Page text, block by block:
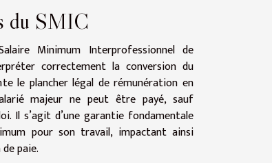
du SMIC
Minimum Interprofessionnel de
correctement la conversion du
le plancher légal de rémunération en
majeur ne peut être payé, sauf
Il s’agit d’une garantie fondamentale
pour son travail, impactant ainsi
paie.